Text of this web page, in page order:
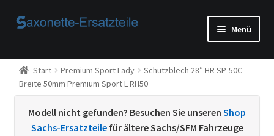
Zur
Zum
Menü
Start
AGB
Beispiel-Seite
Start Premium Sport Lady
Schutzblech 28″ HR SP-50C –
Breite 50mm Premium Sport L RH50
Modell nicht gefunden? Besuchen Sie unseren Shop
Sachs-Ersatzteilefür ältere Sachs/SFM Fahrzeuge